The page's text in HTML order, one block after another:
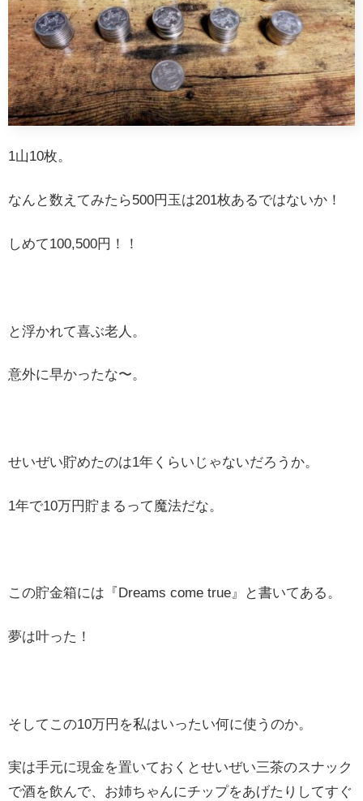
1山10枚。
なんと数えてみたら500円玉は201枚あるではないか！
しめて100,500円！！
と浮かれて喜ぶ老人。
意外に早かったな〜。
せいぜい貯めたのは1年くらいじゃないだろうか。
1年で10万円貯まるって魔法だな。
この貯金箱には『Dreams come true』と書いてある。
夢は叶った！
そしてこの10万円を私はいったい何に使うのか。
実は手元に現金を置いておくとせいぜい三茶のスナック
で酒を飲んで、お姉ちゃんにチップをあげたりしてすぐ